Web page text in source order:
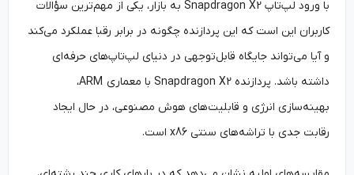
با ورود لپ‌تاپ Snapdragon X2 به بازار، یکی از مهم‌ترین سؤالات
کاربران این است که این پردازنده چگونه در برابر رقبا عملکرد می‌کند
و آیا می‌تواند جایگاه قابل‌توجهی در دنیای لپ‌تاپ‌های حرفه‌ای
داشته باشد. پردازنده Snapdragon X2 با معماری ARM،
بهینه‌سازی انرژی و قابلیت‌های هوش مصنوعی، در حال ایجاد
رقابت جدی با تراشه‌های سنتی x86 است.